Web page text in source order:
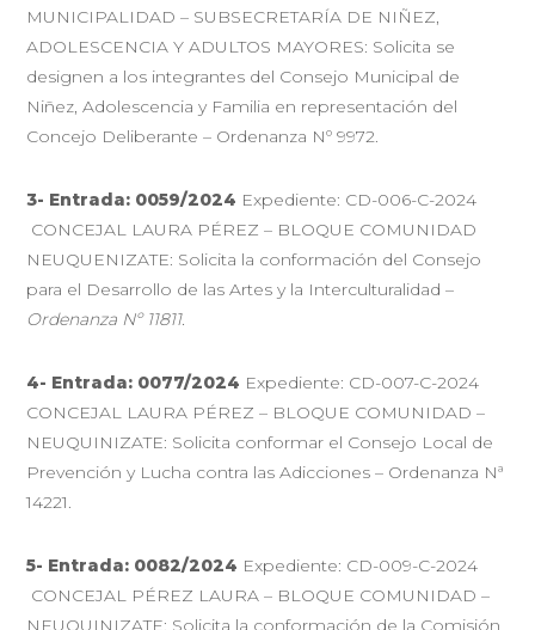
MUNICIPALIDAD – SUBSECRETARÍA DE NIÑEZ,
ADOLESCENCIA Y ADULTOS MAYORES: Solicita se
designen a los integrantes del Consejo Municipal de
Niñez, Adolescencia y Familia en representación del
Concejo Deliberante – Ordenanza Nº 9972.
3- Entrada: 0059/2024 Expediente: CD-006-C-2024
CONCEJAL LAURA PÉREZ – BLOQUE COMUNIDAD
NEUQUENIZATE: Solicita la conformación del Consejo
para el Desarrollo de las Artes y la Interculturalidad –
Ordenanza Nº 11811.
4- Entrada: 0077/2024 Expediente: CD-007-C-2024
CONCEJAL LAURA PÉREZ – BLOQUE COMUNIDAD –
NEUQUINIZATE: Solicita conformar el Consejo Local de
Prevención y Lucha contra las Adicciones – Ordenanza Nª
14221.
5- Entrada: 0082/2024 Expediente: CD-009-C-2024
CONCEJAL PÉREZ LAURA – BLOQUE COMUNIDAD –
NEUQUINIZATE: Solicita la conformación de la Comisión